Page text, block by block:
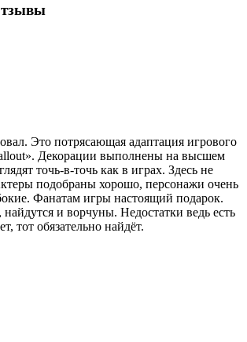
Это потрясающая адаптация игрового
Декорации выполнены на высшем
точь-в-точь как в играх. Здесь не
подобраны хорошо, персонажи очень
Фанатам игры настоящий подарок.
найдутся и ворчуны. Недостатки ведь есть
тот обязательно найдёт.